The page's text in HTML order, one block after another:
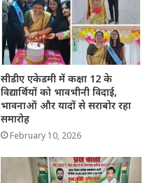
सीडीए एकेडमी में कक्षा 12 के
विद्यार्थियों को भावभीनी विदाई,
भावनाओं और यादों से सराबोर रहा
समारोह
February 10, 2026